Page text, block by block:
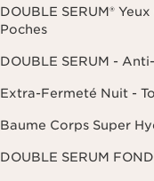
DOUBLE SERUM®
Poches
DOUBLE SERUM -
Extra-Fermeté Nuit -
Baume Corps Super
DOUBLE SERUM